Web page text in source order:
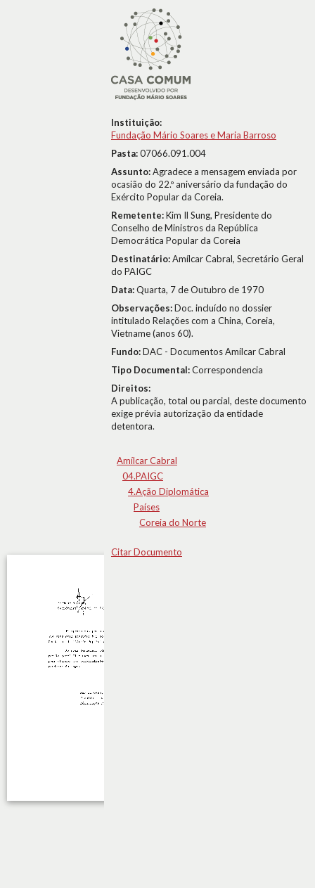
Instituição:
Fundação Mário Soares e Maria Barroso
Pasta:07066.091.004
Assunto:Agradece a mensagem enviada por
ocasião do 22.º aniversário da fundação do
Exército Popular da Coreia.
Remetente:Kim Il Sung, Presidente do
Conselho de Ministros da República
Democrática Popular da Coreia
Destinatário:Amílcar Cabral, Secretário Geral
do PAIGC
Data:Quarta, 7 de Outubro de 1970
Observações:Doc. incluído no dossier
intitulado Relações com a China, Coreia,
Vietname (anos 60).
Fundo:DAC - Documentos Amílcar Cabral
Tipo Documental:Correspondencia
Direitos:
A publicação, total ou parcial, deste documento
exige prévia autorização da entidade
detentora.
Amílcar Cabral
04.PAIGC
4.Ação Diplomática
Países
Coreia do Norte
Citar Documento